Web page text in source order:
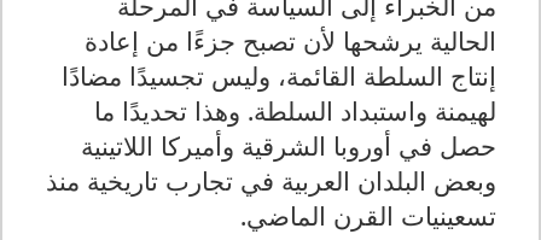
الحالية يرشحها لأن تصبح جزءًا من إعادة
إنتاج السلطة القائمة، وليس تجسيدًا مضادًا
لهيمنة واستبداد السلطة. وهذا تحديدًا ما
حصل في أوروبا الشرقية وأميركا اللاتينية
وبعض البلدان العربية في تجارب تاريخية منذ
تسعينيات القرن الماضي.